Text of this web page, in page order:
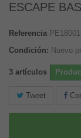
ESCAPE
Referencia
Condición: Nuevo
3 artículos
Tweet